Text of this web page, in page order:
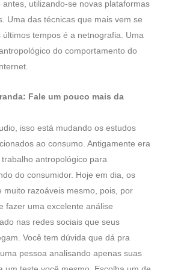
utilizando-se novas plataformas
Uma das técnicas que mais vem se
tempos é a netnografia. Uma
do comportamento do
Fale um pouco mais da
isso está mudando os estudos
ao consumo. Antigamente era
antropológico para
do consumidor. Hoje em dia, os
muito razoáveis mesmo, pois, por
fazer uma excelente análise
nas redes sociais que seus
Você tem dúvida que dá pra
pessoa analisando apenas suas